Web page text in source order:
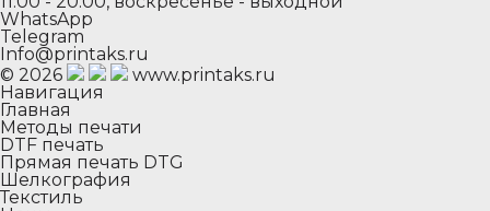
WhatsApp
Telegram
Info@printaks.ru
© 2026
www.printaks.ru
Навигация
Главная
Методы печати
DTF печать
Прямая печать DTG
Шелкография
Текстиль